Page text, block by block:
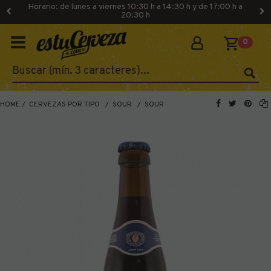
Horario: de lunes a viernes 10:30 h a 14:30 h y de 17:00 h a
20:30 h
0
HOME CERVEZAS POR TIPO SOUR SOUR